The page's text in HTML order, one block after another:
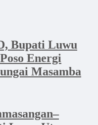
Bupati Luwu
Energi
Masamba